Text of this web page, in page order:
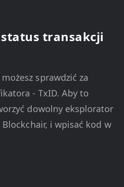
transakcji
sprawdzić za
- TxID. Aby to
dowolny eksplorator
i wpisać kod w